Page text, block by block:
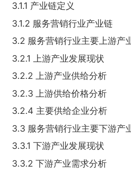
3.1.1 产业链定义
3.1.2 服务营销行业产业链
3.2 服务营销行业主要上游产
3.2.1 上游产业发展现状
3.2.2 上游产业供给分析
3.2.3 上游供给价格分析
3.2.4 主要供给企业分析
3.3 服务营销行业主要下游产
3.3.1 下游产业发展现状
3.3.2 下游产业需求分析